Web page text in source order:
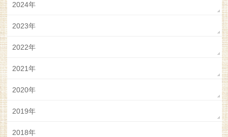
2024年
2023年
2022年
2021年
2020年
2019年
2018年